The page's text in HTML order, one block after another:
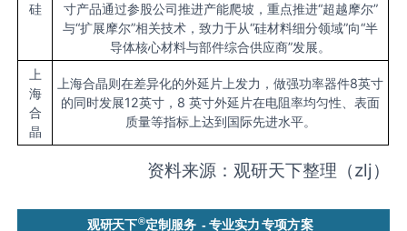
硅
寸产品通过参股公司推进产能爬坡，重点推进“超越摩尔”
与“扩展摩尔”相关技术，致力于从“硅材料细分领域”向“半
导体核心材料与部件综合供应商”发展。
上
海
合
晶
上海合晶则在差异化的外延片上发力，做强功率器件8英寸
的同时发展12英寸，8 英寸外延片在电阻率均匀性、表面
质量等指标上达到国际先进水平。
资料来源：观研天下整理（zlj）